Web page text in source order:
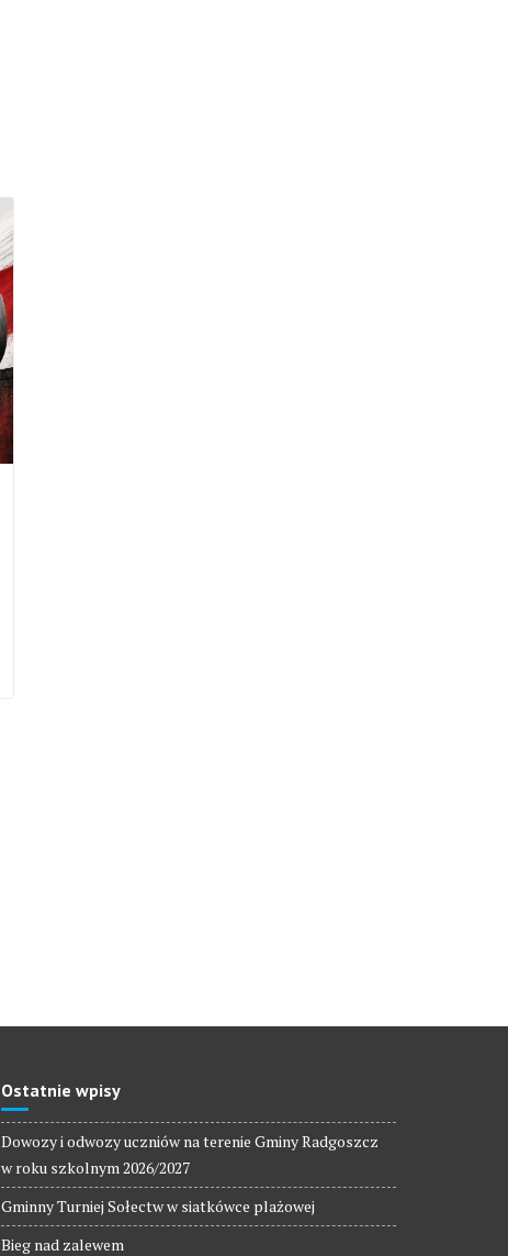
Ostatnie wpisy
Dowozy i odwozy uczniów na terenie Gminy Radgoszcz
w roku szkolnym 2026/2027
Gminny Turniej Sołectw w siatkówce plażowej
Bieg nad zalewem